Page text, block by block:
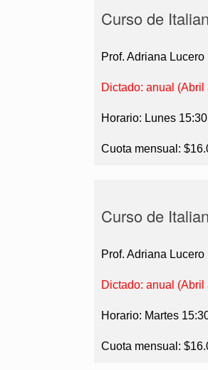
Curso de
Prof. Adriana Lucero
Dictado: anual
Horario: Lunes
Cuota mensual:
Curso de
Prof. Adriana Lucero
Dictado: anual
Horario: Martes
Cuota mensual: